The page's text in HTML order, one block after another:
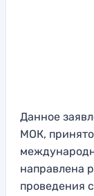
Данное
МОК,
направлена
проведения